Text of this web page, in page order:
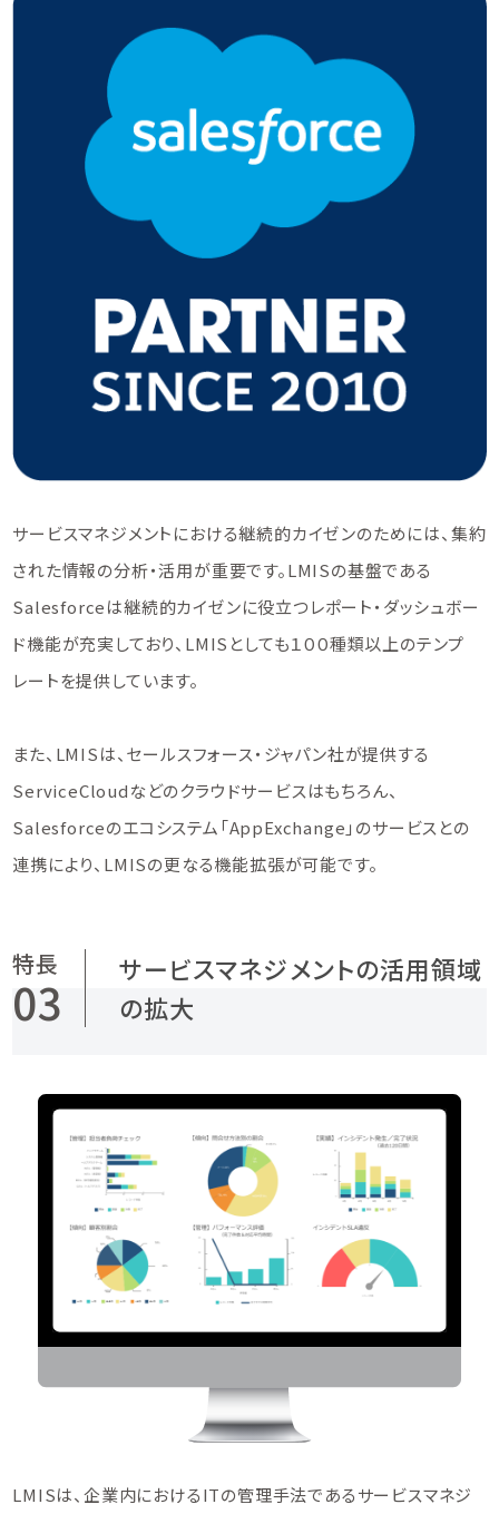
サービスマネジメントにおける継続的カイゼンのためには、集約
された情報の分析・活用が重要です。LMISの基盤である
Salesforceは継続的カイゼンに役立つレポート・ダッシュボー
ド機能が充実しており、LMISとしても１００種類以上のテンプ
レートを提供しています。
また、LMISは、セールスフォース・ジャパン社が提供する
ServiceCloudなどのクラウドサービスはもちろん、
Salesforceのエコシステム「AppExchange」のサービスとの
連携により、LMISの更なる機能拡張が可能です。
03
サービスマネジメントの活用領域
の拡大
LMISは、企業内におけるITの管理手法であるサービスマネジ